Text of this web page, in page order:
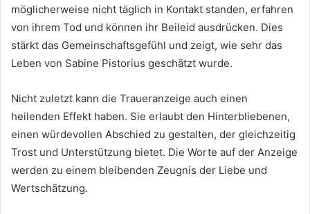
möglicherweise nicht täglich in Kontakt standen, erfahren
von ihrem Tod und können ihr Beileid ausdrücken. Dies
stärkt das Gemeinschaftsgefühl und zeigt, wie sehr das
Leben von Sabine Pistorius geschätzt wurde.
Nicht zuletzt kann die Traueranzeige auch einen
heilenden Effekt haben. Sie erlaubt den Hinterbliebenen,
einen würdevollen Abschied zu gestalten, der gleichzeitig
Trost und Unterstützung bietet. Die Worte auf der Anzeige
werden zu einem bleibenden Zeugnis der Liebe und
Wertschätzung.